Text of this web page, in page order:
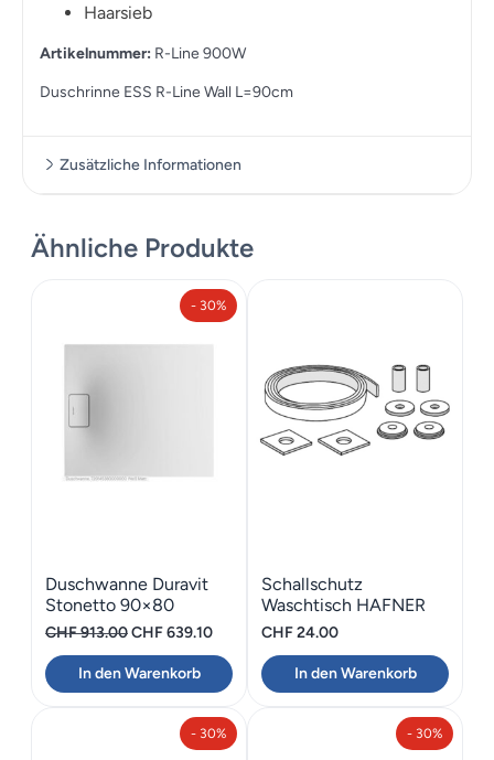
Haarsieb
Artikelnummer: R-Line 900W
Duschrinne ESS R-Line Wall L=90cm
Zusätzliche Informationen
Zusätzliche Informationen
90 cm
Ähnliche Produkte
- 30%
Duschwanne Duravit
Stonetto 90×80
CHF913.00Ursprünglicher
Preis
war:
CHF639.10Aktueller
Preis
ist:
In den Warenkorb
Schallschutz
Waschtisch HAFNER
Gummiband 80
CHF24.00
In den Warenkorb
- 30% - 30%